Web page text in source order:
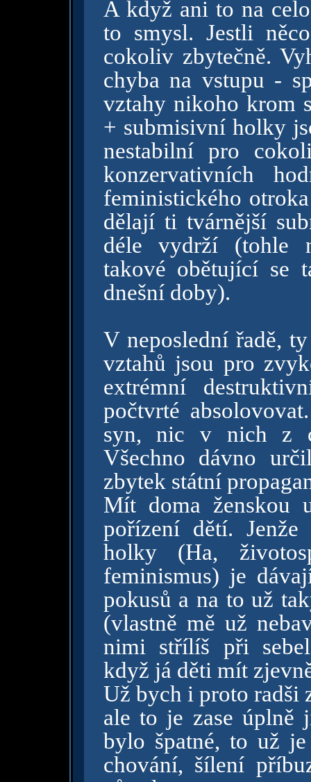
A když ani to na
to smysl. Jestli
cokoliv zbytečně.
chyba na vstupu -
vztahy nikoho krom
+ submisivní holky
nestabilní pro
konzervativních
feministického
dělají ti tvárnější
déle vydrží (tohle
takové obětující se
dnešní doby).
V neposlední řadě,
vztahů jsou pro
extrémní
počtvrté
syn, nic v nich z
Všechno dávno
zbytek státní
Mít doma ženskou
pořízení dětí.
holky (Ha,
feminismus) je
pokusů a na to už
(vlastně mě už
nimi střílíš při
když já děti mít
Už bych i proto radši
ale to je zase úplně
bylo špatné, to už
chování, šílení